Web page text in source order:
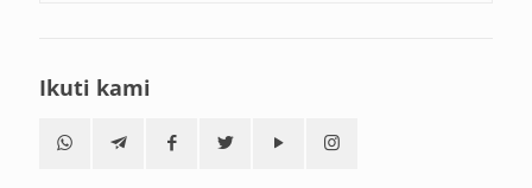
Ikuti kami